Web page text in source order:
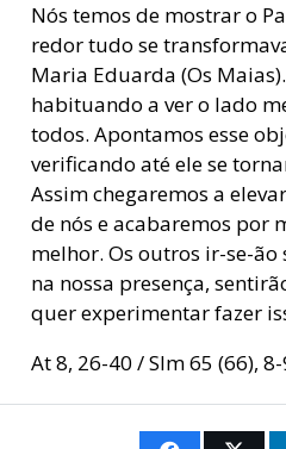
Nós temos de mostrar o
redor tudo se
Maria Eduarda (Os
habituando a ver o lado
todos. Apontamos esse
verificando até ele se
Assim chegaremos a
de nós e acabaremos por
melhor. Os outros ir-se-
na nossa presença,
quer experimentar fazer
At 8, 26-40 / Slm 65 (66),